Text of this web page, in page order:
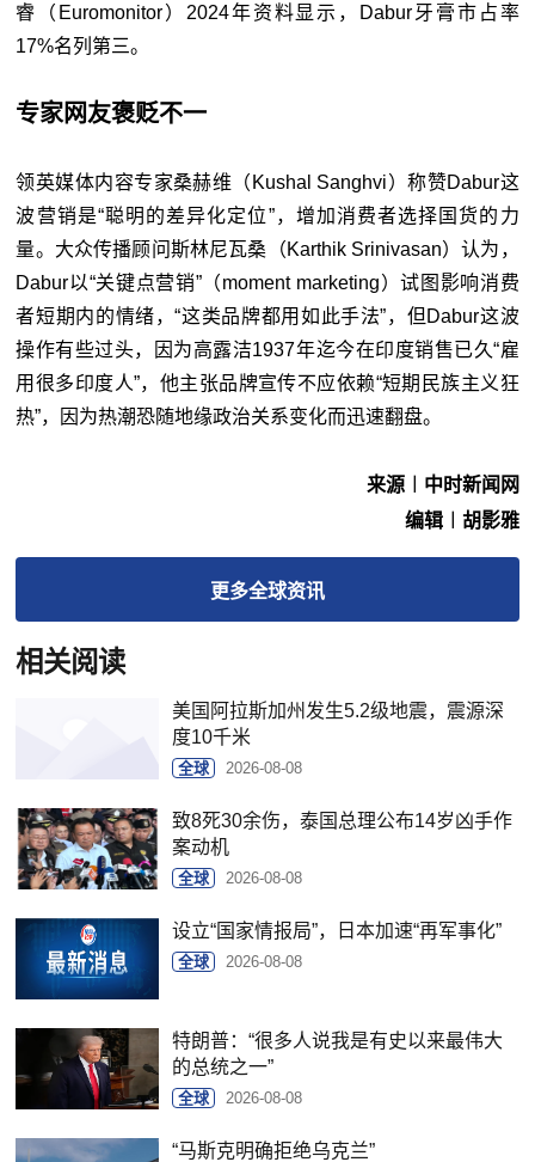
睿（Euromonitor）2024年资料显示，Dabur牙膏市占率
17%名列第三。
专家网友褒贬不一
领英媒体内容专家桑赫维（Kushal Sanghvi）称赞Dabur这
波营销是“聪明的差异化定位”，增加消费者选择国货的力
量。大众传播顾问斯林尼瓦桑（Karthik Srinivasan）认为，
Dabur以“关键点营销”（moment marketing）试图影响消费
者短期内的情绪，“这类品牌都用如此手法”，但Dabur这波
操作有些过头，因为高露洁1937年迄今在印度销售已久“雇
用很多印度人”，他主张品牌宣传不应依赖“短期民族主义狂
热”，因为热潮恐随地缘政治关系变化而迅速翻盘。
来源︱中时新闻网
编辑︱胡影雅
更多全球资讯
相关阅读
美国阿拉斯加州发生5.2级地震，震源深
度10千米
全球 2026-08-08
致8死30余伤，泰国总理公布14岁凶手作
案动机
全球 2026-08-08
设立“国家情报局”，日本加速“再军事化”
全球 2026-08-08
特朗普：“很多人说我是有史以来最伟大
的总统之一”
全球 2026-08-08
“马斯克明确拒绝乌克兰”